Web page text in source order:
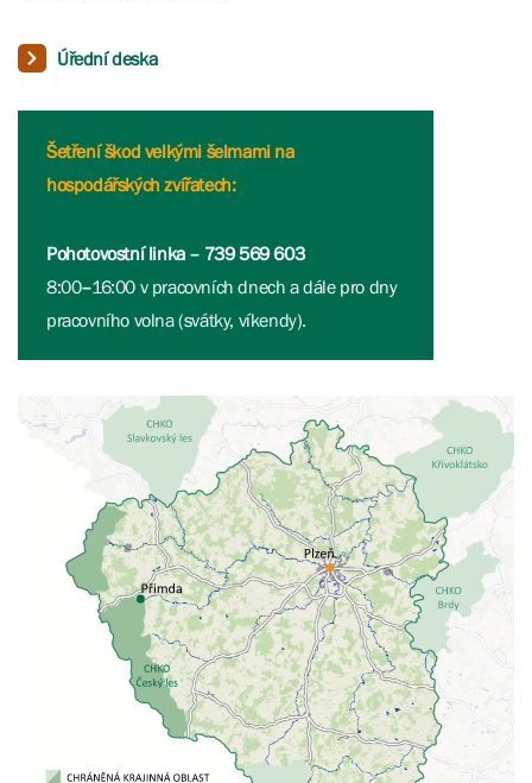
Úřední deska
Šetření škod velkými šelmami na
hospodářských zvířatech:
Pohotovostní linka – 739 569 603
8:00–16:00 v pracovních dnech a dále pro dny
pracovního volna (svátky, víkendy).